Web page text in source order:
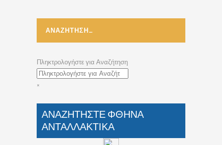
ΑΝΑΖΗΤΗΣΗ…
Πληκτρολογήστε για Αναζήτηση
×
ΑΝΑΖΗΤΗΣΤΕ ΦΘΗΝΑ
ΑΝΤΑΛΛΑΚΤΙΚΑ